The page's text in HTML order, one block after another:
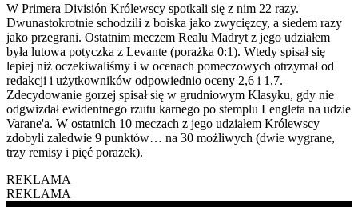
W Primera División Królewscy spotkali się z nim 22 razy.
Dwunastokrotnie schodzili z boiska jako zwycięzcy, a siedem razy
jako przegrani. Ostatnim meczem Realu Madryt z jego udziałem
była lutowa potyczka z Levante (porażka 0:1). Wtedy spisał się
lepiej niż oczekiwaliśmy i w ocenach pomeczowych otrzymał od
redakcji i użytkowników odpowiednio oceny 2,6 i 1,7.
Zdecydowanie gorzej spisał się w grudniowym Klasyku, gdy nie
odgwizdał ewidentnego rzutu karnego po stemplu Lengleta na udzie
Varane'a. W ostatnich 10 meczach z jego udziałem Królewscy
zdobyli zaledwie 9 punktów… na 30 możliwych (dwie wygrane,
trzy remisy i pięć porażek).
REKLAMA
REKLAMA